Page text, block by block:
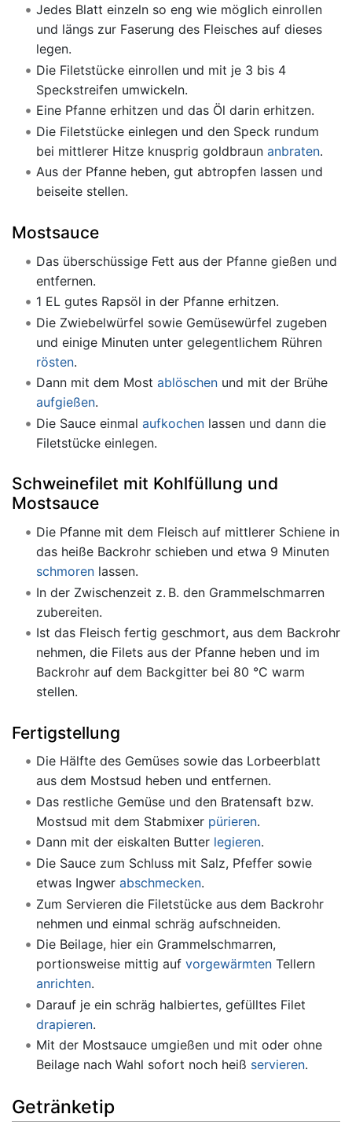
Jedes Blatt einzeln so eng wie möglich einrollen
und längs zur Faserung des Fleisches auf dieses
legen.
Die Filetstücke einrollen und mit je 3 bis 4
Speckstreifen umwickeln.
Eine Pfanne erhitzen und das Öl darin erhitzen.
Die Filetstücke einlegen und den Speck rundum
bei mittlerer Hitze knusprig goldbraun anbraten.
Aus der Pfanne heben, gut abtropfen lassen und
beiseite stellen.
Mostsauce
Das überschüssige Fett aus der Pfanne gießen und
entfernen.
1 EL gutes Rapsöl in der Pfanne erhitzen.
Die Zwiebelwürfel sowie Gemüsewürfel zugeben
und einige Minuten unter gelegentlichem Rühren
rösten.
Dann mit dem Most ablöschenund mit der Brühe
aufgießen.
Die Sauce einmal aufkochenlassen und dann die
Filetstücke einlegen.
Schweinefilet mit Kohlfüllung und
Mostsauce
Die Pfanne mit dem Fleisch auf mittlerer Schiene in
das heiße Backrohr schieben und etwa 9 Minuten
schmorenlassen.
In der Zwischenzeit z. B. den Grammelschmarren
zubereiten.
Ist das Fleisch fertig geschmort, aus dem Backrohr
nehmen, die Filets aus der Pfanne heben und im
Backrohr auf dem Backgitter bei 80 °C warm
stellen.
Fertigstellung
Die Hälfte des Gemüses sowie das Lorbeerblatt
aus dem Mostsud heben und entfernen.
Das restliche Gemüse und den Bratensaft bzw.
Mostsud mit dem Stabmixer pürieren.
Dann mit der eiskalten Butter legieren.
Die Sauce zum Schluss mit Salz, Pfeffer sowie
etwas Ingwer abschmecken.
Zum Servieren die Filetstücke aus dem Backrohr
nehmen und einmal schräg aufschneiden.
Die Beilage, hier ein Grammelschmarren,
portionsweise mittig auf vorgewärmtenTellern
anrichten.
Darauf je ein schräg halbiertes, gefülltes Filet
drapieren.
Mit der Mostsauce umgießen und mit oder ohne
Beilage nach Wahl sofort noch heiß servieren.
Getränketip